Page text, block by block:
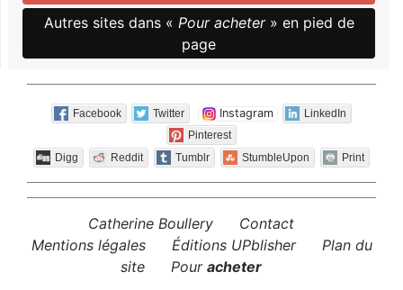
Autres sites dans « Pour acheter» en pied de
page
Facebook Twitter Instagram
LinkedIn
Pinterest
Digg
Reddit Tumblr StumbleUpon Print
Catherine Boullery
Contact
Mentions légales
Éditions UPblisher
Plan du
site
Pour acheter